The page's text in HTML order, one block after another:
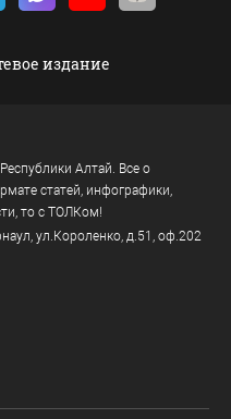
издание
Алтай. Все о
статей, инфографики,
то с ТОЛКом!
, ул.Короленко, д.51, оф.202